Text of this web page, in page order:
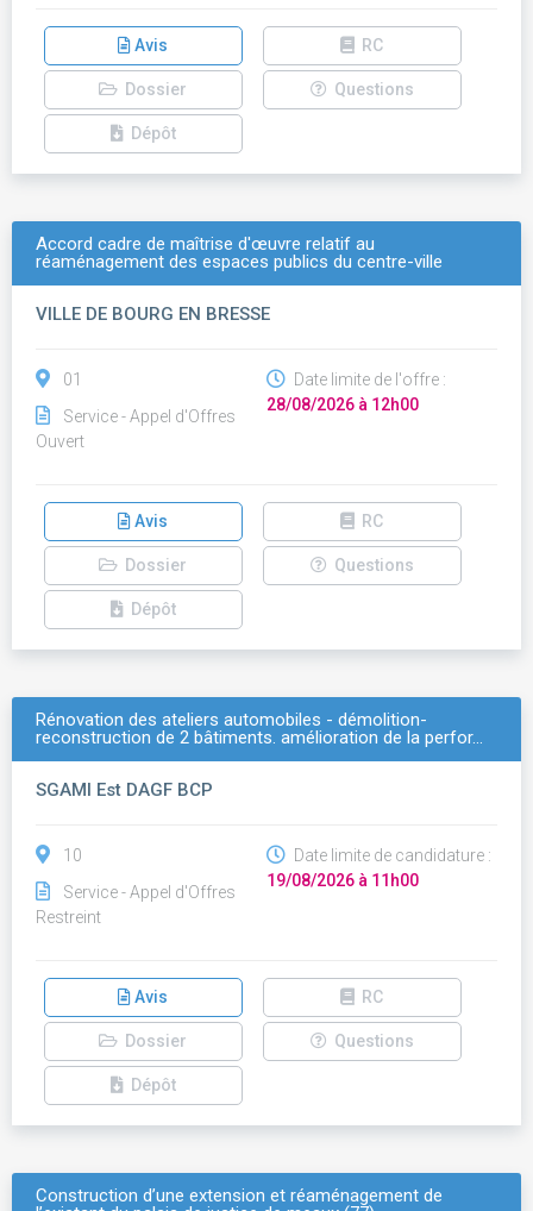
Avis RC
Dossier Questions
Dépôt
Accord cadre de maîtrise d'œuvre relatif au
réaménagement des espaces publics du centre-ville
VILLE DE BOURG EN BRESSE
01
Service - Appel d'Offres
Ouvert
Date limite de l'offre :
28/08/2026 à 12h00
Avis RC
Dossier Questions
Dépôt
Rénovation des ateliers automobiles - démolition-
reconstruction de 2 bâtiments. amélioration de la perfor…
SGAMI Est DAGF BCP
10
Service - Appel d'Offres
Restreint
Date limite de candidature :
19/08/2026 à 11h00
Avis RC
Dossier Questions
Dépôt
Construction d’une extension et réaménagement de